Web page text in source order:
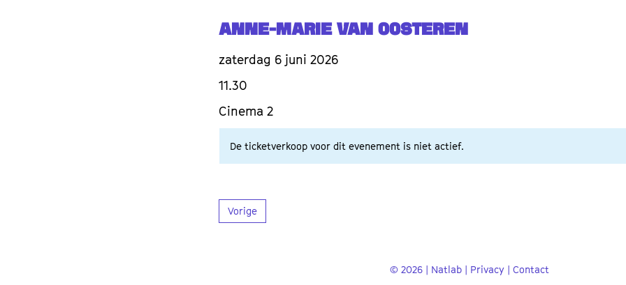
Anne-Marie van Oosteren
zaterdag 6 juni 2026
11.30
Cinema 2
De ticketverkoop voor dit evenement is niet actief.
Vorige
© 2026 | Natlab | Privacy | Contact